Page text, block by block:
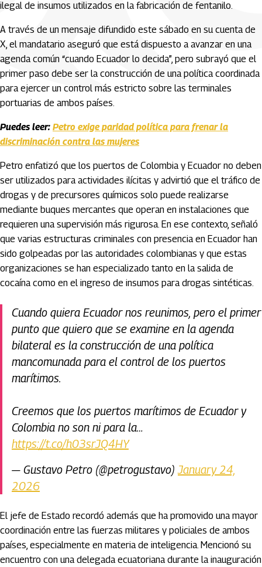
ilegal de insumos utilizados en la fabricación de fentanilo.
A través de un mensaje difundido este sábado en su cuenta de
X, el mandatario aseguró que está dispuesto a avanzar en una
agenda común “cuando Ecuador lo decida”, pero subrayó que el
primer paso debe ser la construcción de una política coordinada
para ejercer un control más estricto sobre las terminales
portuarias de ambos países.
Puedes leer: Petro exige paridad política para frenar la
discriminación contra las mujeres
Petro enfatizó que los puertos de Colombia y Ecuador no deben
ser utilizados para actividades ilícitas y advirtió que el tráfico de
drogas y de precursores químicos solo puede realizarse
mediante buques mercantes que operan en instalaciones que
requieren una supervisión más rigurosa. En ese contexto, señaló
que varias estructuras criminales con presencia en Ecuador han
sido golpeadas por las autoridades colombianas y que estas
organizaciones se han especializado tanto en la salida de
cocaína como en el ingreso de insumos para drogas sintéticas.
Cuando quiera Ecuador nos reunimos, pero el primer
punto que quiero que se examine en la agenda
bilateral es la construcción de una política
mancomunada para el control de los puertos
marítimos.
Creemos que los puertos marítimos de Ecuador y
Colombia no son ni para la…
https://t.co/h03srJQ4HY
— Gustavo Petro (@petrogustavo)January 24,
2026
El jefe de Estado recordó además que ha promovido una mayor
coordinación entre las fuerzas militares y policiales de ambos
países, especialmente en materia de inteligencia. Mencionó su
encuentro con una delegada ecuatoriana durante la inauguración